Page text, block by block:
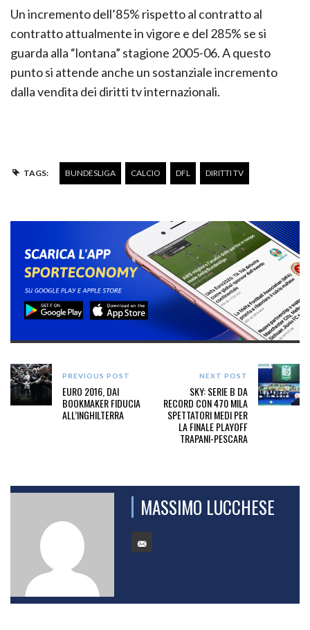
Un incremento dell’85% rispetto al contratto al
contratto attualmente in vigore e del 285% se si
guarda alla “lontana” stagione 2005-06. A questo
punto si attende anche un sostanziale incremento
dalla vendita dei diritti tv internazionali.
TAGS: BUNDESLIGA CALCIO DFL DIRITTI TV
PREVIOUS POST
EURO 2016, DAI
BOOKMAKER FIDUCIA
ALL’INGHILTERRA
NEXT POST
SKY: SERIE B DA
RECORD CON 470 MILA
SPETTATORI MEDI PER
LA FINALE PLAYOFF
TRAPANI-PESCARA
MASSIMO LUCCHESE